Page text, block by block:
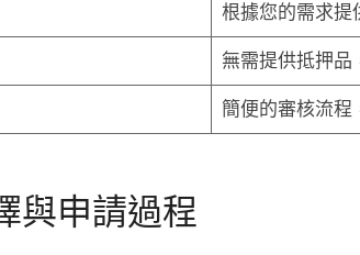
根據您的需求提
無需提供抵押品
簡便的審核流程
與申請過程